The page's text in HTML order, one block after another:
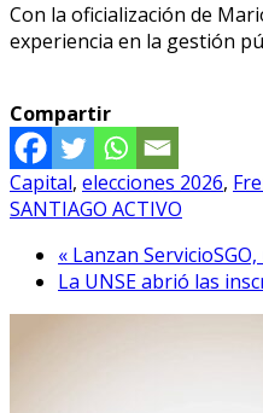
Con la oficialización de
experiencia en la gestión
Compartir
Capital, elecciones 2026,
SANTIAGO ACTIVO
« Lanzan
La UNSE abrió las